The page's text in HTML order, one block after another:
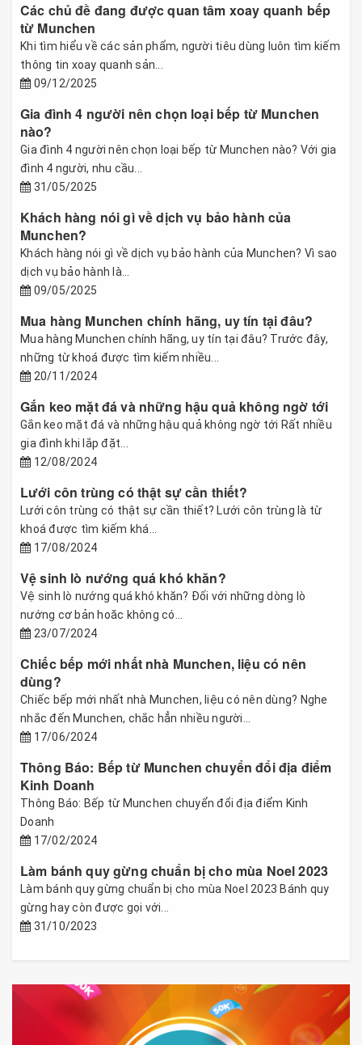
Các chủ đề đang được quan tâm xoay quanh bếp
từ Munchen
Khi tìm hiểu về các sản phẩm, người tiêu dùng luôn tìm kiếm
thông tin xoay quanh sản...
09/12/2025
Gia đình 4 người nên chọn loại bếp từ Munchen
nào?
Gia đình 4 người nên chọn loại bếp từ Munchen nào? Với gia
đình 4 người, nhu cầu...
31/05/2025
Khách hàng nói gì về dịch vụ bảo hành của
Munchen?
Khách hàng nói gì về dịch vụ bảo hành của Munchen? Vì sao
dịch vụ bảo hành là...
09/05/2025
Mua hàng Munchen chính hãng, uy tín tại đâu?
Mua hàng Munchen chính hãng, uy tín tại đâu? Trước đây,
những từ khoá được tìm kiếm nhiều...
20/11/2024
Gắn keo mặt đá và những hậu quả không ngờ tới
Gắn keo mặt đá và những hậu quả không ngờ tới Rất nhiều
gia đình khi lắp đặt...
12/08/2024
Lưới côn trùng có thật sự cần thiết?
Lưới côn trùng có thật sự cần thiết? Lưới côn trùng là từ
khoá được tìm kiếm khá...
17/08/2024
Vệ sinh lò nướng quá khó khăn?
Vệ sinh lò nướng quá khó khăn? Đối với những dòng lò
nướng cơ bản hoăc không có...
23/07/2024
Chiếc bếp mới nhất nhà Munchen, liệu có nên
dùng?
Chiếc bếp mới nhất nhà Munchen, liệu có nên dùng? Nghe
nhắc đến Munchen, chắc hẳn nhiều người...
17/06/2024
Thông Báo: Bếp từ Munchen chuyển đổi địa điểm
Kinh Doanh
Thông Báo: Bếp từ Munchen chuyển đổi địa điểm Kinh
Doanh
17/02/2024
Làm bánh quy gừng chuẩn bị cho mùa Noel 2023
Làm bánh quy gừng chuẩn bị cho mùa Noel 2023 Bánh quy
gừng hay còn được gọi với...
31/10/2023